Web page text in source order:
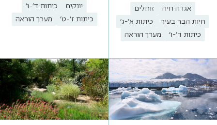
אגדה חיה
זוחלים
חיות הבר בעיר
כיתות א'-ג'
כיתות ד'-ו'
מערך הוראה
יונקים
כיתות ד'-ו'
כיתות ז'-ט'
מערך הוראה